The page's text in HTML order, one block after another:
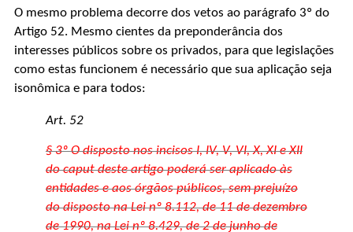
O mesmo problema decorre dos vetos ao parágrafo 3º do
Artigo 52. Mesmo cientes da preponderância dos
interesses públicos sobre os privados, para que legislações
como estas funcionem é necessário que sua aplicação seja
isonômica e para todos:
Art. 52
§ 3º O disposto nos incisos I, IV, V, VI, X, XI e XII
do caput deste artigo poderá ser aplicado às
entidades e aos órgãos públicos, sem prejuízo
do disposto na Lei nº 8.112, de 11 de dezembro
de 1990, na Lei nº 8.429, de 2 de junho de